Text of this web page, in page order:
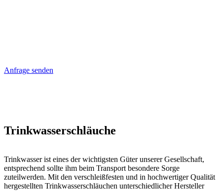
Anfrage senden
Trinkwasserschläuche
Trinkwasser ist eines der wichtigsten Güter unserer Gesellschaft,
entsprechend sollte ihm beim Transport besondere Sorge
zuteilwerden. Mit den verschleißfesten und in hochwertiger Qualität
hergestellten Trinkwasserschläuchen unterschiedlicher Hersteller